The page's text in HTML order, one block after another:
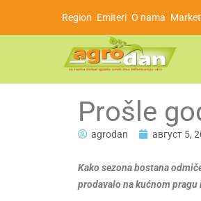
Region Emiteri O nama
Prošle
agrodan август 5,
Kako sezona bostana
prodavalo na kućnom pragu